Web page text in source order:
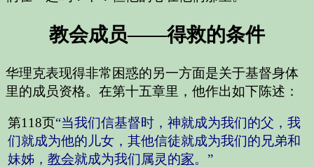
教会成员——得救的条件
华理克表现得非常困惑的另一方面是关于基督身体
里的成员资格。在第十五章里，他作出如下陈述：
第118页“当我们信基督时，神就成为我们的父，我
们就成为他的儿女，其他信徒就成为我们的兄弟和
妹姊， 教会就成为我们属灵的家。”